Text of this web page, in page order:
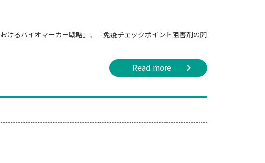
けるバイオマーカー戦略」、「免疫チェックポイント阻害剤の開
Read more